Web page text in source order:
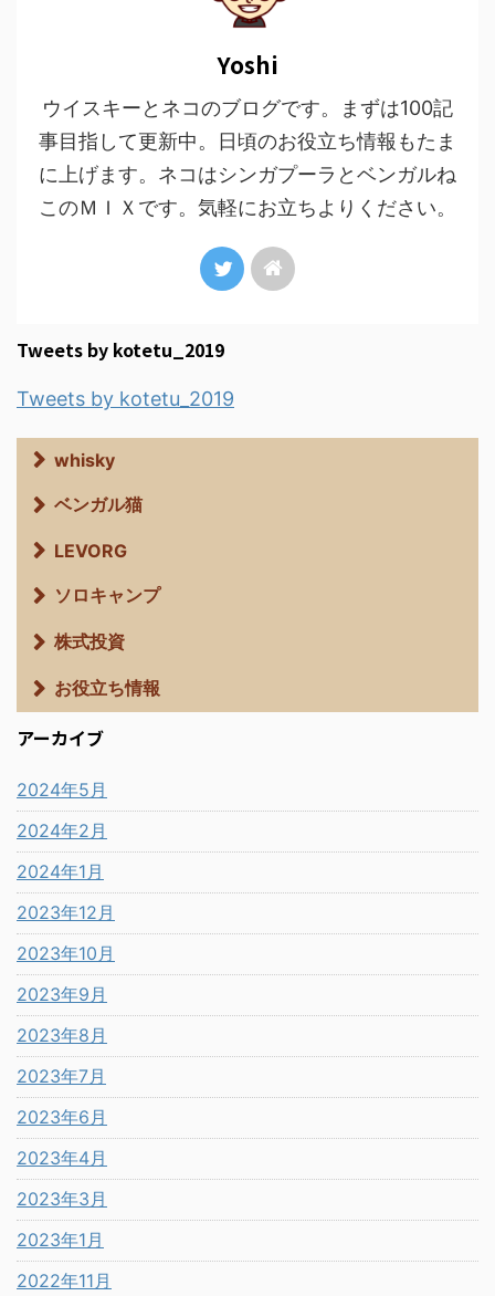
Yoshi
ウイスキーとネコのブログです。まずは100記
事目指して更新中。日頃のお役立ち情報もたま
に上げます。ネコはシンガプーラとベンガルね
このＭＩＸです。気軽にお立ちよりください。
Tweets by kotetu_2019
Tweets by kotetu_2019
whisky
ベンガル猫
LEVORG
ソロキャンプ
株式投資
お役立ち情報
アーカイブ
2024年5月
2024年2月
2024年1月
2023年12月
2023年10月
2023年9月
2023年8月
2023年7月
2023年6月
2023年4月
2023年3月
2023年1月
2022年11月